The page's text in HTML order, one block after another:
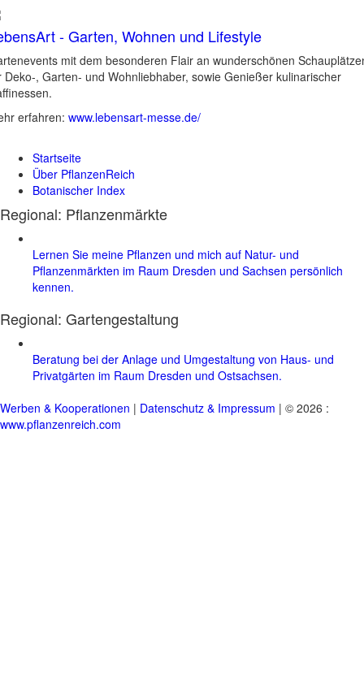
- Garten, Wohnen und Lifestyle
mit dem besonderen Flair an wunderschönen
Deko-, Garten- und Wohnliebhaber, sowie Genießer kulinarischer
erfahren: www.lebensart-messe.de/
Startseite
Über PflanzenReich
Botanischer Index
Regional: Pflanzenmärkte
Lernen Sie meine Pflanzen und mich auf Natur- und
Pflanzenmärkten im Raum Dresden und Sachsen persönlich
kennen.
Regional: Gartengestaltung
Beratung bei der Anlage und Umgestaltung von Haus- und
Privatgärten im Raum Dresden und Ostsachsen.
Werben & Kooperationen | Datenschutz & Impressum | © 2026 :
www.pflanzenreich.com